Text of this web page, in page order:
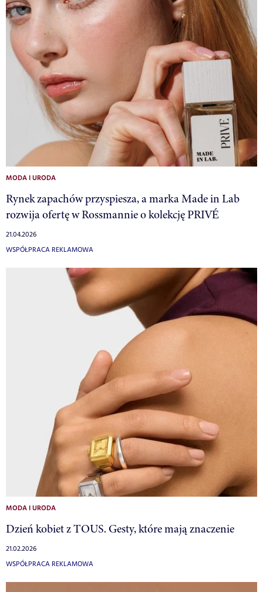
MODA I URODA
Rynek zapachów przyspiesza, a marka Made in Lab
rozwija ofertę w Rossmannie o kolekcję PRIVÉ
21.04.2026
WSPÓŁPRACA REKLAMOWA
MODA I URODA
Dzień kobiet z TOUS. Gesty, które mają znaczenie
21.02.2026
WSPÓŁPRACA REKLAMOWA